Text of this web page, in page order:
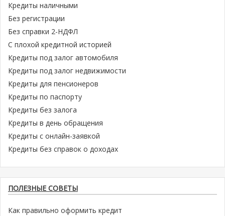
Кредиты наличными
Без регистрации
Без справки 2-НДФЛ
С плохой кредитной историей
Кредиты под залог автомобиля
Кредиты под залог недвижимости
Кредиты для пенсионеров
Кредиты по паспорту
Кредиты без залога
Кредиты в день обращения
Кредиты с онлайн-заявкой
Кредиты без справок о доходах
ПОЛЕЗНЫЕ СОВЕТЫ
Как правильно оформить кредит